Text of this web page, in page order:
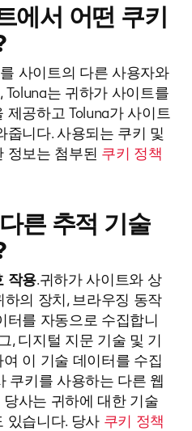
에서 어떤 쿠키
사이트의 다른 사용자와
는 귀하가 사이트를
제공하고 Toluna가 사이트
니다. 사용되는 쿠키 및
정보는 첨부된 쿠키 정책
른 추적 기술
작용.귀하가 사이트와 상
의 장치, 브라우징 동작
터를 자동으로 수집합니
, 디지털 지문 기술 및 기
이 기술 데이터를 수집
쿠키를 사용하는 다른 웹
사는 귀하에 대한 기술
있습니다. 당사 쿠키 정책